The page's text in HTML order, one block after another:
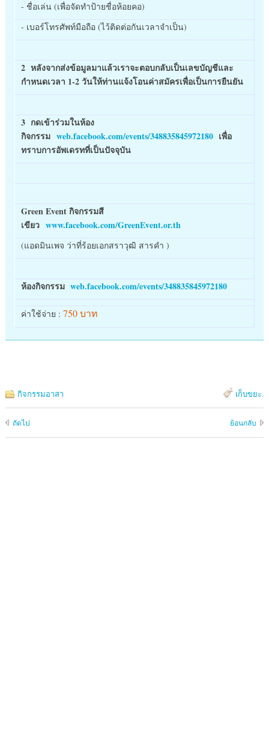
- ชื่อเล่น (เพื่อจัดทำป้ายชื่อห้อยคอ)
- เบอร์โทรศัพท์มือถือ (ไว้ติดต่อกันเวลาจำเป็น)
2 หลังจากส่งข้อมูลมาแล้วเราจะตอบกลับเป็นเลขบัญชีและ
กำหนดเวลา 1-2 วันให้ท่านแจ้งโอนค่าสมัครเพื่อเป็นการยืนยัน
3 กดเข้าร่วมในห้อง
กิจกรรม web.facebook.com/events/348835845972180เพื่อ
ทราบการอัพเดรทที่เป็นปัจจุบัน
Green Event กิจกรรมสี
เขียว www.facebook.com/GreenEvent.or.th
(แอดมินเพจ ว่าที่ร้อยเอกสราวุฒิ สารคำ )
ห้องกิจกรรม web.facebook.com/events/348835845972180
ค่าใช้จ่าย : 750 บาท
กิจกรรมอาสา เก็บขยะ.
ถัดไป ย้อนกลับ